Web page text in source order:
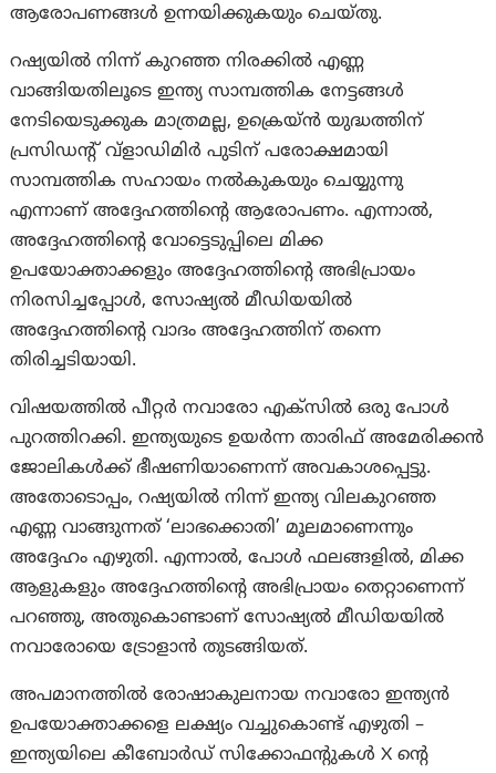
ആരോപണങ്ങൾ ഉന്നയിക്കുകയും ചെയ്തു.
റഷ്യയിൽ നിന്ന് കുറഞ്ഞ നിരക്കിൽ എണ്ണ
വാങ്ങിയതിലൂടെ ഇന്ത്യ സാമ്പത്തിക നേട്ടങ്ങൾ
നേടിയെടുക്കുക മാത്രമല്ല, ഉക്രെയ്ൻ യുദ്ധത്തിന്
പ്രസിഡന്റ് വ്‌ളാഡിമിർ പുടിന് പരോക്ഷമായി
സാമ്പത്തിക സഹായം നൽകുകയും ചെയ്യുന്നു
എന്നാണ് അദ്ദേഹത്തിന്റെ ആരോപണം. എന്നാല്‍,
അദ്ദേഹത്തിന്റെ വോട്ടെടുപ്പിലെ മിക്ക
ഉപയോക്താക്കളും അദ്ദേഹത്തിന്റെ അഭിപ്രായം
നിരസിച്ചപ്പോൾ, സോഷ്യൽ മീഡിയയിൽ
അദ്ദേഹത്തിന്റെ വാദം അദ്ദേഹത്തിന് തന്നെ
തിരിച്ചടിയായി.
വിഷയത്തിൽ പീറ്റർ നവാരോ എക്സില്‍ ഒരു പോൾ
പുറത്തിറക്കി. ഇന്ത്യയുടെ ഉയർന്ന താരിഫ് അമേരിക്കൻ
ജോലികൾക്ക് ഭീഷണിയാണെന്ന് അവകാശപ്പെട്ടു.
അതോടൊപ്പം, റഷ്യയിൽ നിന്ന് ഇന്ത്യ വിലകുറഞ്ഞ
എണ്ണ വാങ്ങുന്നത് ‘ലാഭക്കൊതി’ മൂലമാണെന്നും
അദ്ദേഹം എഴുതി. എന്നാൽ, പോൾ ഫലങ്ങളിൽ, മിക്ക
ആളുകളും അദ്ദേഹത്തിന്റെ അഭിപ്രായം തെറ്റാണെന്ന്
പറഞ്ഞു, അതുകൊണ്ടാണ് സോഷ്യൽ മീഡിയയിൽ
നവാരോയെ ട്രോളാൻ തുടങ്ങിയത്.
അപമാനത്തിൽ രോഷാകുലനായ നവാരോ ഇന്ത്യൻ
ഉപയോക്താക്കളെ ലക്ഷ്യം വച്ചുകൊണ്ട് എഴുതി –
ഇന്ത്യയിലെ കീബോർഡ് സിക്കോഫന്റുകൾ X ന്റെ